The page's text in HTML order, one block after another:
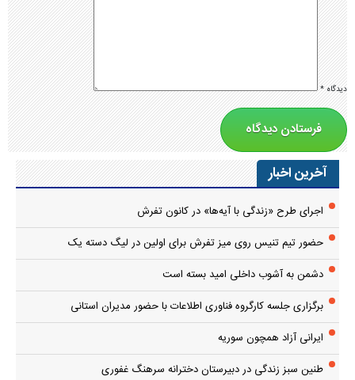
دیدگاه*
آخرین اخبار
اجرای طرح «زندگی با آیه‌ها» در کانون تفرش
حضور تیم تنیس روی میز تفرش برای اولین در لیگ دسته یک
دشمن به آشوب داخلی امید بسته است
برگزاری جلسه کارگروه فناوری اطلاعات با حضور مدیران استانی
ایرانی آزاد همچون سوریه
طنین سبز زندگی در دبیرستان دخترانه سرهنگ غفوری